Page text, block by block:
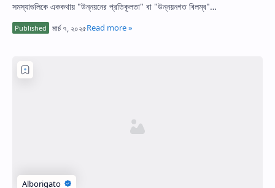
সমস্যাগুলিকে এককথায় "উন্নয়নের প্রতিকূলতা" বা "উন্নয়নগত বিলম্ব"…